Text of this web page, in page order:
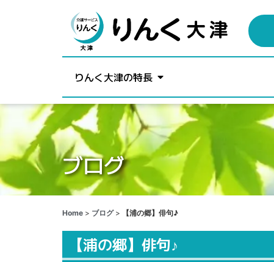
りんく大津の特長
ブログ
Home > ブログ> 【浦の郷】俳句♪
【浦の郷】俳句♪